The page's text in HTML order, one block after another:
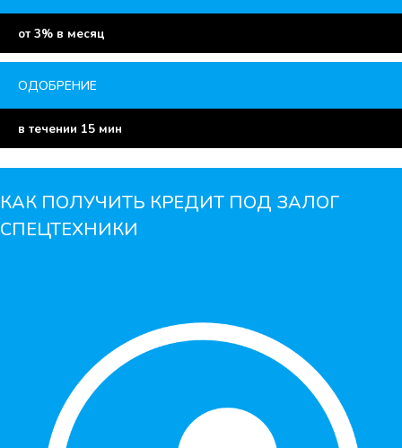
от 3% в месяц
ОДОБРЕНИЕ
в течении 15 мин
КАК ПОЛУЧИТЬ КРЕДИТ ПОД ЗАЛОГ
СПЕЦТЕХНИКИ